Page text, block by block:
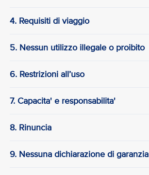
4. Requisiti di viaggio
5. Nessun utilizzo illegale o proibito
6. Restrizioni all’uso
7. Capacita' e responsabilita'
8. Rinuncia
9. Nessuna dichiarazione di garanzia